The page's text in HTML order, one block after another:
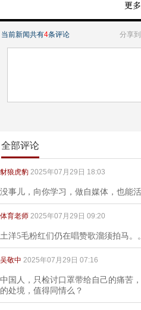
当前新闻共有4条评论 分享到
全部评论
豺狼虎豹 2025年07月29日 18:03
没事儿，向你学习，做自媒体，也能
体育老师 2025年07月29日 09:20
土洋5毛粉红们仍在唱赞歌溜须拍马。。
吴敬中 2025年07月29日 07:16
中国人，只检讨口罩带给自己的痛苦
的处境，值得同情么？